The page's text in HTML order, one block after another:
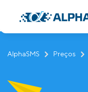
AlphaSMS Preços